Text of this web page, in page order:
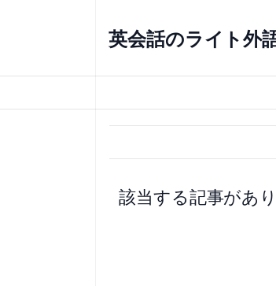
ス
キ
英会話のライト外
該当する記事があり